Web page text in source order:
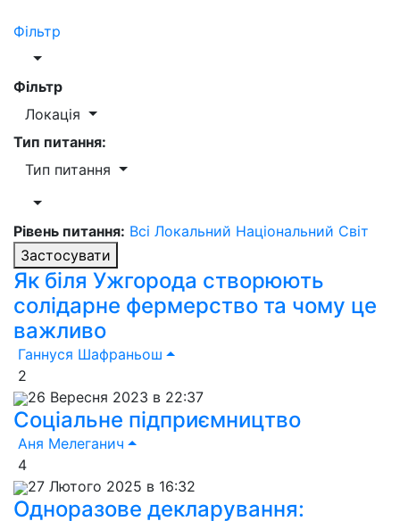
Фільтр
Фільтр
Локація
Тип питання:
Тип питання
Рівень питання: Всі Локальний Національний Світ
Застосувати
Як біля Ужгорода створюють
солідарне фермерство та чому це
важливо
Ганнуся Шафраньош
2
26 Вересня 2023 в 22:37
Соціальне підприємництво
Аня Мелеганич
4
27 Лютого 2025 в 16:32
Одноразове декларування: